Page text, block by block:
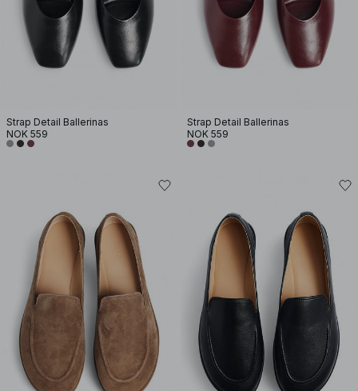
Strap Detail Ballerinas
NOK 559
Strap Detail Ballerinas
NOK 559